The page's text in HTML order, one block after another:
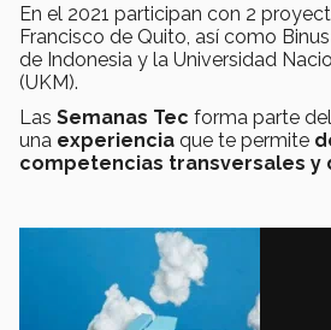
En el 2021 participan con 2
Francisco de Quito, así como
de Indonesia y la Universidad
(UKM).
Las Semanas Tec forma parte
una experiencia que te permite
competencias transversales y